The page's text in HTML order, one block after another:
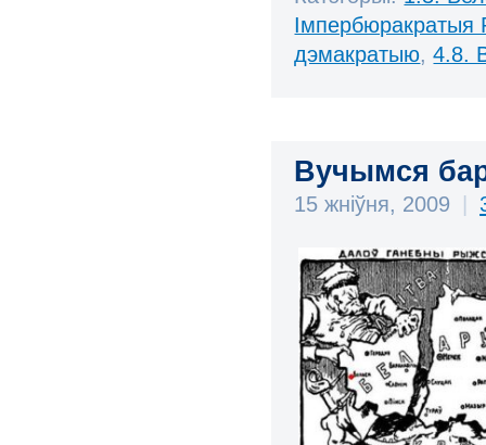
Імпербюракратыя
дэмакратыю,4.8.
Вучымся
15 жніўня, 2009